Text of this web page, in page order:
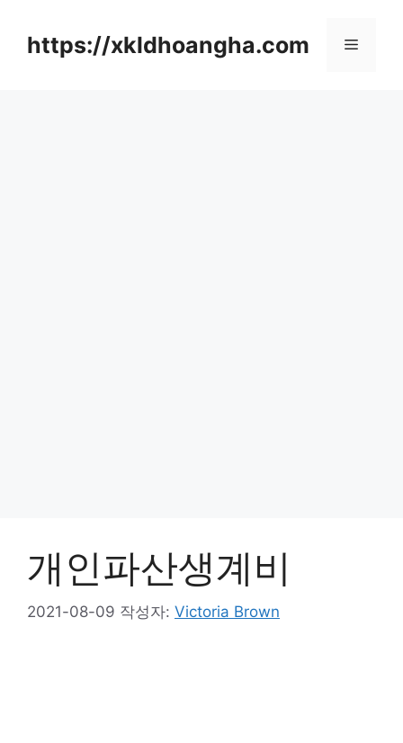
https://xkldhoangha.com 메
개인파산생계비
2021-08-09 작성자: Victoria Brown